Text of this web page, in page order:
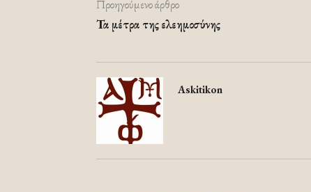
Προηγούμενο άρθρο
Τα μέτρα της ελεημοσύνης
Askitikon